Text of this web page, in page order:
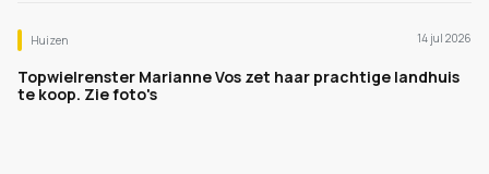
Huizen 14 jul 2026
Topwielrenster Marianne Vos zet haar prachtige landhuis
te koop. Zie foto's